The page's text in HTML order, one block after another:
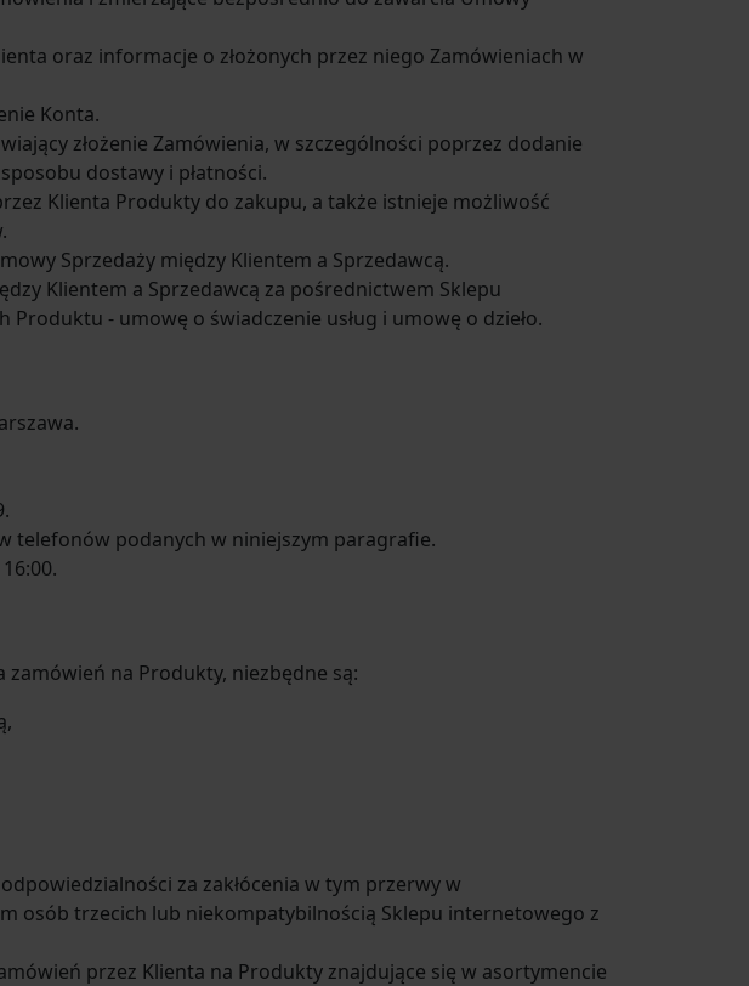
oraz informacje o złożonych przez niego Zamówieniach w
Konta.
złożenie Zamówienia, w szczególności poprzez dodanie
dostawy i płatności.
Klienta Produkty do zakupu, a także istnieje możliwość
Sprzedaży między Klientem a Sprzedawcą.
Klientem a Sprzedawcą za pośrednictwem Sklepu
- umowę o świadczenie usług i umowę o dzieło.
telefonów podanych w niniejszym paragrafie.
na Produkty, niezbędne są:
za zakłócenia w tym przerwy w
osób trzecich lub niekompatybilnością Sklepu internetowego z
przez Klienta na Produkty znajdujące się w asortymencie